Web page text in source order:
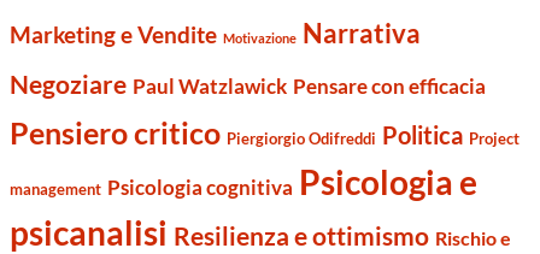
Marketing e Vendite Motivazione Narrativa
Negoziare Paul Watzlawick Pensare con efficacia
Pensiero critico Piergiorgio Odifreddi Politica Project
management Psicologia cognitiva Psicologia e
psicanalisi Resilienza e ottimismo Rischio e